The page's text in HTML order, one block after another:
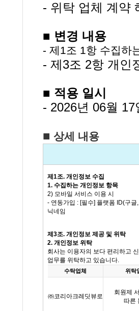
- 위탁 업체 계약
■ 변경 내용
- 제1조 1항 수집하
- 제3조 2항 개인
■ 적용 일시
- 2026년 06월 17
■ 상세 내용
제1조. 개인정보 수집
1. 수집하는 개인정보 항목
2) 모바일 서비스 이용 시
- 연동가입 : [필수] 플랫폼 ID(구
닉네임
제 3조. 개인정보 제공 및 위탁
2. 개인정보 위탁
회사는 이용자의 보다 편리하고
업무를 위탁하고 있습니다.
수탁업체 위탁
㈜코리아크레딧뷰로
회원제
따른